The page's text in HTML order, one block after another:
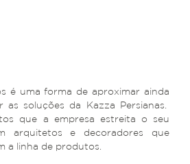
é uma forma de aproximar ainda
as soluções da Kazza Persianas.
que a empresa estreita o seu
arquitetos e decoradores que
a linha de produtos.